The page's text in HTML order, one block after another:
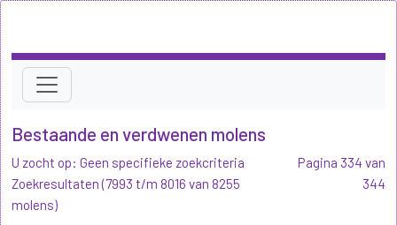
Bestaande en verdwenen molens
U zocht op: Geen specifieke zoekcriteria
Zoekresultaten (7993 t/m 8016 van 8255
molens)
Pagina 334 van
344